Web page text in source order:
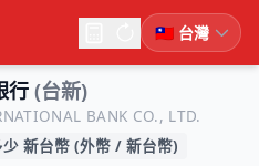
行(台新)
BANK CO., LTD.
新台幣 (外幣 / 新台幣)